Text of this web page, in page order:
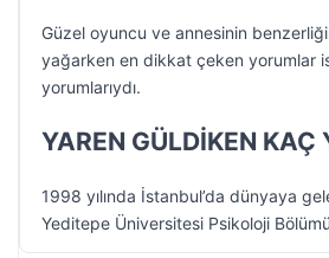
Güzel oyuncu ve annesinin
yağarken en dikkat çeken yorumlar
yorumlarıydı.
YAREN GÜLDİKEN KAÇ
1998 yılında İstanbul’da dünyaya
Yeditepe Üniversitesi Psikoloji